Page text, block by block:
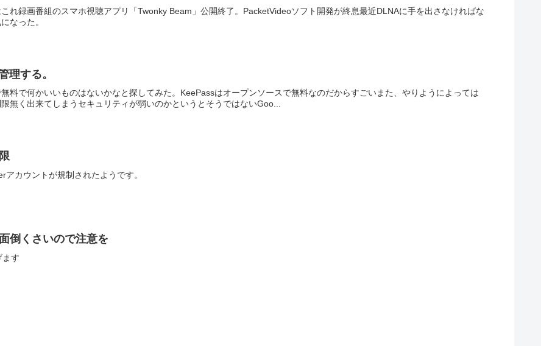
れ録画番組のスマホ視聴アプリ「Twonky Beam」公開終了。PacketVideoソフト開発が終息最近DLNAに手を出さなければな
なった。
理する。
料で何かいいものはないかなと探してみた。KeePassはオープンソースで無料なのだからすごいまた、やりようによっては
無く出来てしまうセキュリティが弱いのかというとそうではないGoo...
アカウントが規制されたようです。
倒くさいので注意を
ます